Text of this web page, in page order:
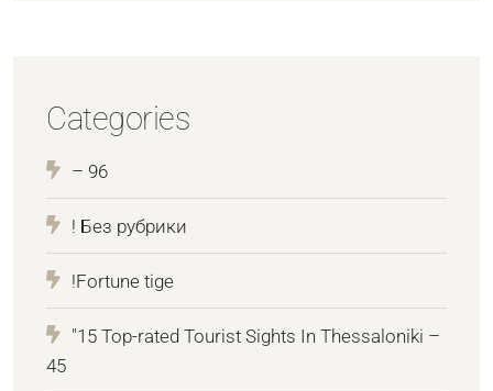
Categories
– 96
! Без рубрики
!Fortune tige
"15 Top-rated Tourist Sights In Thessaloniki –
45